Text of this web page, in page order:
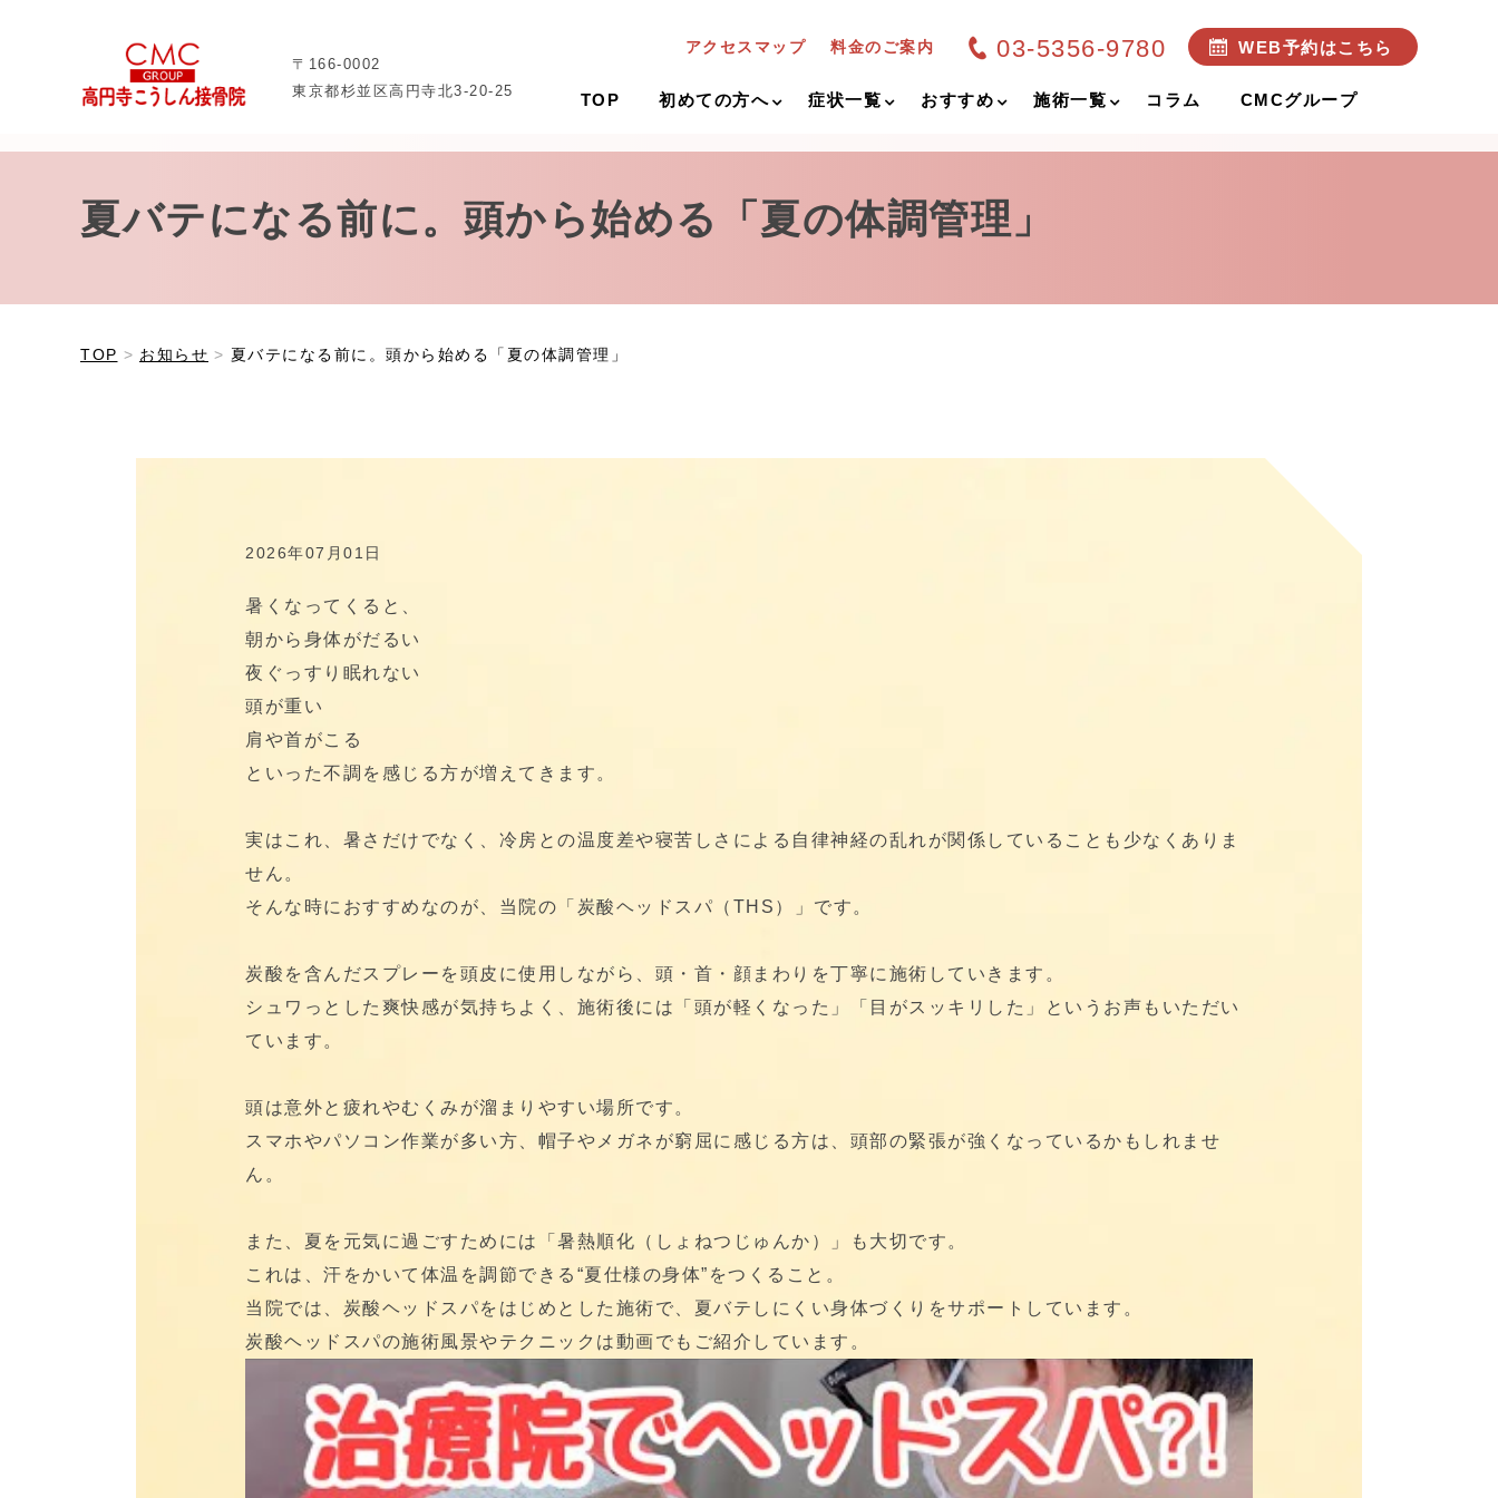
〒166-0002
東京都杉並区高円寺北3-20-25
アクセスマップ 料金のご案内 03-5356-9780 WEB予約はこちら
TOP 初めての方へ 症状一覧 おすすめ 施術一覧 コラム CMCグループ
夏バテになる前に。頭から始める「夏の体調管理」
TOP お知らせ 夏バテになる前に。頭から始める「夏の体調管理」
2026年07月01日
暑くなってくると、
朝から身体がだるい
夜ぐっすり眠れない
頭が重い
肩や首がこる
といった不調を感じる方が増えてきます。
実はこれ、暑さだけでなく、冷房との温度差や寝苦しさによる自律神経の乱れが関係していることも少なくありま
せん。
そんな時におすすめなのが、当院の「炭酸ヘッドスパ（THS）」です。
炭酸を含んだスプレーを頭皮に使用しながら、頭・首・顔まわりを丁寧に施術していきます。
シュワっとした爽快感が気持ちよく、施術後には「頭が軽くなった」「目がスッキリした」というお声もいただい
ています。
頭は意外と疲れやむくみが溜まりやすい場所です。
スマホやパソコン作業が多い方、帽子やメガネが窮屈に感じる方は、頭部の緊張が強くなっているかもしれませ
ん。
また、夏を元気に過ごすためには「暑熱順化（しょねつじゅんか）」も大切です。
これは、汗をかいて体温を調節できる“夏仕様の身体”をつくること。
当院では、炭酸ヘッドスパをはじめとした施術で、夏バテしにくい身体づくりをサポートしています。
炭酸ヘッドスパの施術風景やテクニックは動画でもご紹介しています。